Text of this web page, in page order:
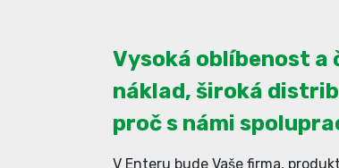
Vysoká oblíbenost
náklad, široká
proč s námi
V Enteru bude Vaše firma,